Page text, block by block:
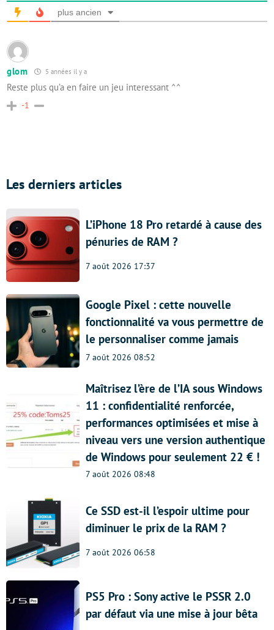
plus ancien
glom 5 années il y a
Reste plus qu’a en faire un jeu interessant ^^
-1
Les derniers articles
L’iPhone 18 Pro retardé à cause des
pénuries de RAM ?
7 août 2026 17:37
Google Pixel : cette nouvelle
fonctionnalité va vous permettre de
le personnaliser comme jamais
7 août 2026 08:52
Maîtrisez l’ère de l’IA sous Windows
11 : confidentialité renforcée,
performances optimisées et mise à
niveau vers une version authentique
de Windows pour seulement 22 € !
7 août 2026 08:48
Ce SSD est-il l’espoir ultime pour
diminuer le prix de la RAM ?
7 août 2026 06:58
PS5 Pro : Sony active le PSSR 2.0
par défaut via une mise à jour bêta